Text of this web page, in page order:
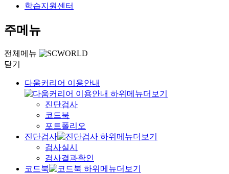
학습지원센터
주메뉴
전체메뉴
닫기
다움커리어 이용안내
진단검사
코드북
포트폴리오
진단검사
검사실시
검사결과확인
코드북